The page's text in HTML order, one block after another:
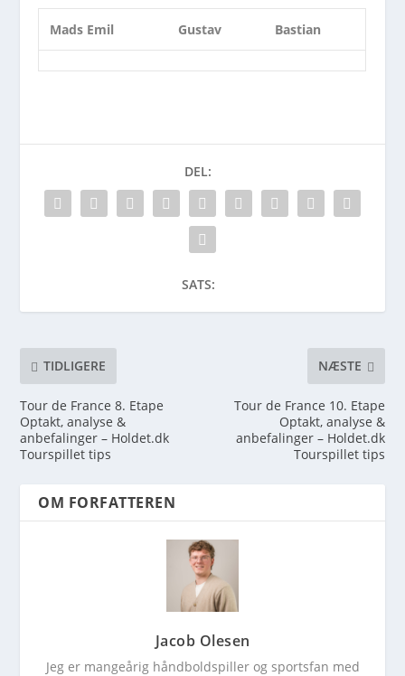
Mads Emil Gustav Bastian
DEL:
SATS:
TIDLIGERE
Tour de France 8. Etape
Optakt, analyse &
anbefalinger – Holdet.dk
Tourspillet tips
NÆSTE
Tour de France 10. Etape
Optakt, analyse &
anbefalinger – Holdet.dk
Tourspillet tips
OM FORFATTEREN
Jacob Olesen
Jeg er mangeårig håndboldspiller og sportsfan med